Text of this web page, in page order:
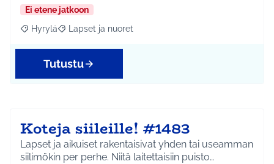
Ei etene jatkoon
Rajaa tulokset aihepiirin mukaan: Hyrylä
Hyrylä Rajaa tulokset teeman mukaan: Lapset ja nuoret
Lapset ja nuoret
Tutustu
Koteja siileille! #1483
Lapset ja aikuiset rakentaisivat yhden tai useamman
siilimökin per perhe. Niitä laitettaisiin puisto…